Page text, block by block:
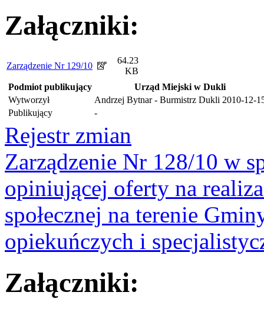
Załączniki:
Zarządzenie Nr 129/10
64.23
KB
Podmiot publikujący
Urząd Miejski w Dukli
Wytworzył
Andrzej Bytnar - Burmistrz Dukli 2010-12-
Publikujący
-
Rejestr zmian
Zarządzenie Nr 128/10 w
opiniującej oferty na
społecznej na terenie
opiekuńczych i
Załączniki: